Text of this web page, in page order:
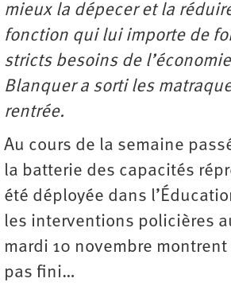
mieux la dépecer et la
fonction qui lui importe de
stricts besoins de
Blanquer a sorti les
rentrée.
Au cours de la semaine
la batterie des capacités
été déployée dans
les interventions policières
mardi 10 novembre montrent
pas fini…